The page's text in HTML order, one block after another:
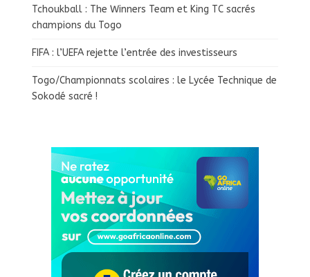
Tchoukball : The Winners Team et King TC sacrés
champions du Togo
FIFA : l’UEFA rejette l’entrée des investisseurs
Togo/Championnats scolaires : le Lycée Technique de
Sokodé sacré !